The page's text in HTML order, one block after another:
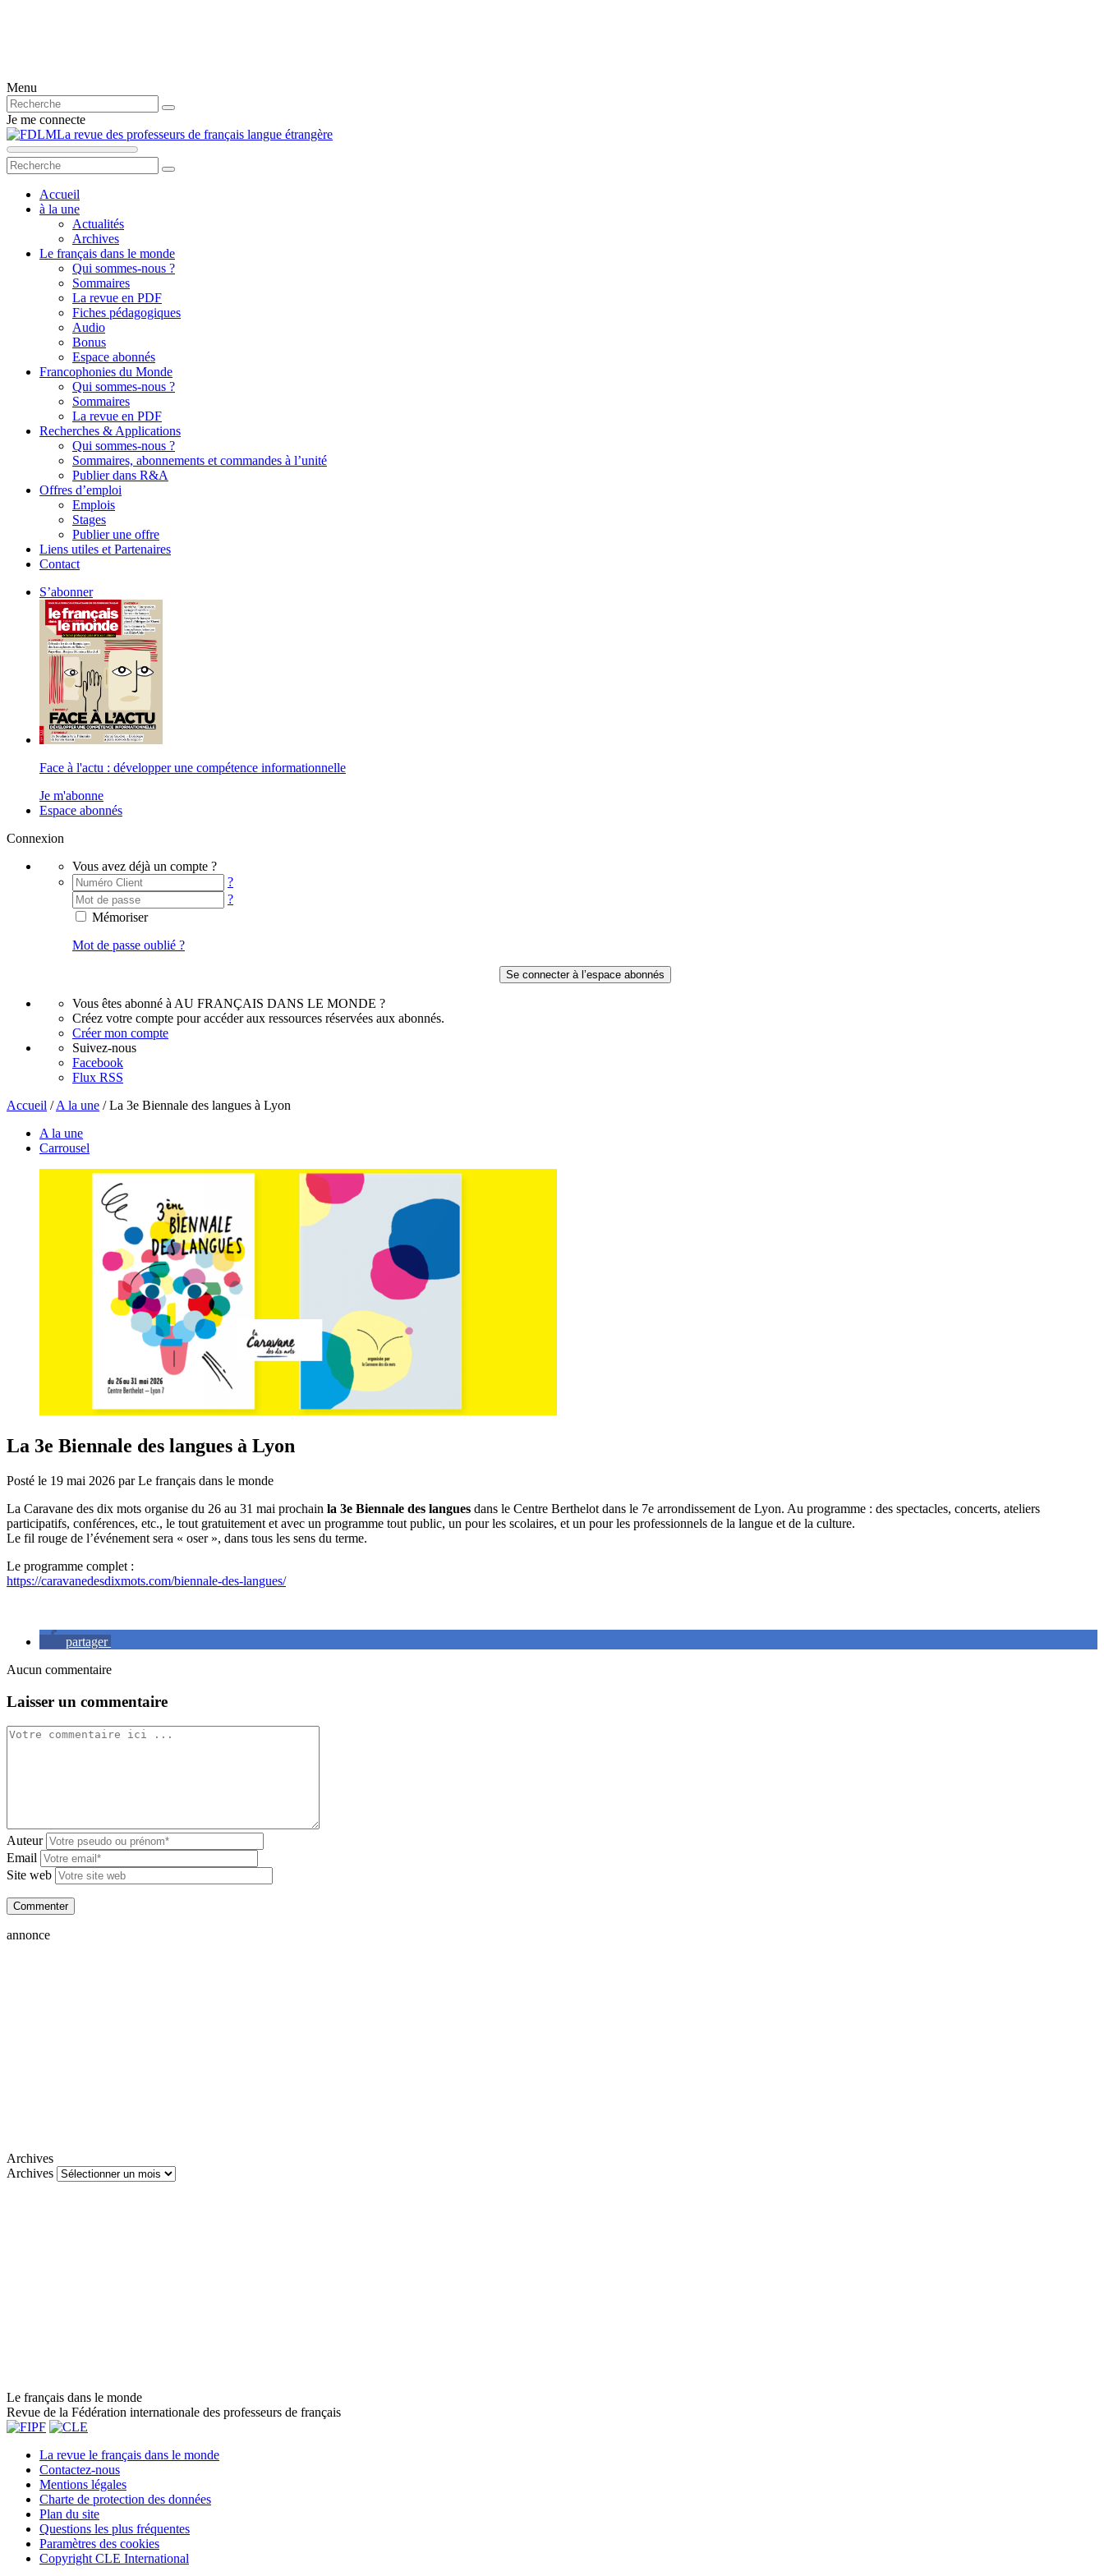
Menu
Je me connecte
La revue des professeurs de français langue étrangère
Accueil
à la une
Actualités
Archives
Le français dans le monde
Qui sommes-nous ?
Sommaires
La revue en PDF
Fiches pédagogiques
Audio
Bonus
Espace abonnés
Francophonies du Monde
Qui sommes-nous ?
Sommaires
La revue en PDF
Recherches & Applications
Qui sommes-nous ?
Sommaires, abonnements et commandes à l’unité
Publier dans R&A
Offres d’emploi
Emplois
Stages
Publier une offre
Liens utiles et Partenaires
Contact
S’abonner
Face à l'actu : développer une compétence informationnelle
Je m'abonne
Espace abonnés
Connexion
Vous avez déjà un compte ?
?
?
Mémoriser
Mot de passe oublié ?
Vous êtes abonné à AU FRANÇAIS DANS LE MONDE ?
Créez votre compte pour accéder aux ressources réservées aux abonnés.
Créer mon compte
Suivez-nous
Facebook
Flux RSS
Accueil /A la une /La 3e Biennale des langues à Lyon
A la une
Carrousel
La 3e Biennale des langues à Lyon
Posté le 19 mai 2026 par Le français dans le monde
La Caravane des dix mots organise du 26 au 31 mai prochain la 3e Biennale des langues dans le Centre Berthelot dans le 7e arrondissement de Lyon. Au programme : des spectacles, concerts, ateliers
participatifs, conférences, etc., le tout gratuitement et avec un programme tout public, un pour les scolaires, et un pour les professionnels de la langue et de la culture.
Le fil rouge de l’événement sera « oser », dans tous les sens du terme.
Le programme complet :
https://caravanedesdixmots.com/biennale-des-langues/
partager
Aucun commentaire
Laisser un commentaire
Auteur
Email
Site web
annonce
Archives
Archives
Le français dans le monde
Revue de la Fédération internationale des professeurs de français
La revue le français dans le monde
Contactez-nous
Mentions légales
Charte de protection des données
Plan du site
Questions les plus fréquentes
Paramètres des cookies
Copyright CLE International